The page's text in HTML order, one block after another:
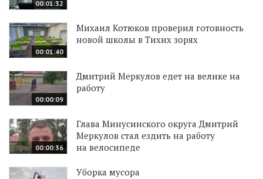
00:01:32
00:01:40
Михаил Котюков проверил готовность
новой школы в Тихих зорях
00:00:09
Дмитрий Меркулов едет на велике на
работу
00:00:36
Глава Минусинского округа Дмитрий
Меркулов стал ездить на работу
на велосипеде
Уборка мусора